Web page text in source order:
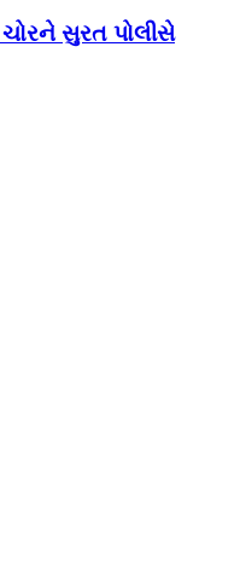
સુરત પોલીસે